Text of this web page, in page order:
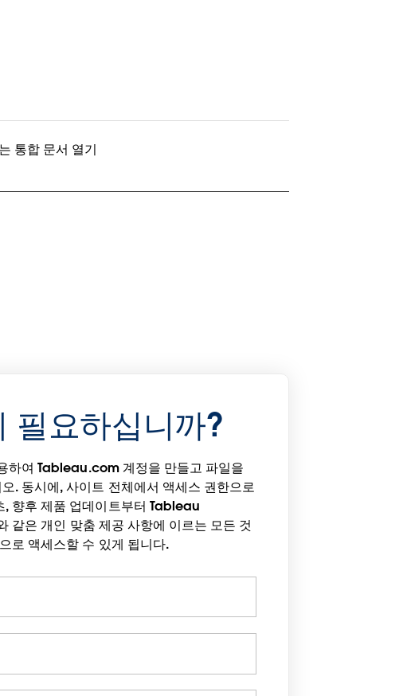
통합 문서 열기
필요하십니까?
하여 Tableau.com 계정을 만들고 파일을
. 동시에, 사이트 전체에서 액세스 권한으로
, 향후 제품 업데이트부터 Tableau
같은 개인 맞춤 제공 사항에 이르는 모든 것
로 액세스할 수 있게 됩니다.